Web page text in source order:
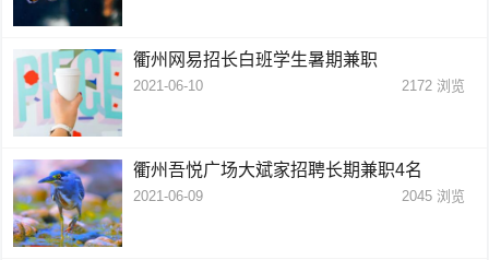
衢州网易招长白班学生暑期兼职
2021-06-10 2172浏览
衢州吾悦广场大斌家招聘长期兼职4名
2021-06-09 2045浏览